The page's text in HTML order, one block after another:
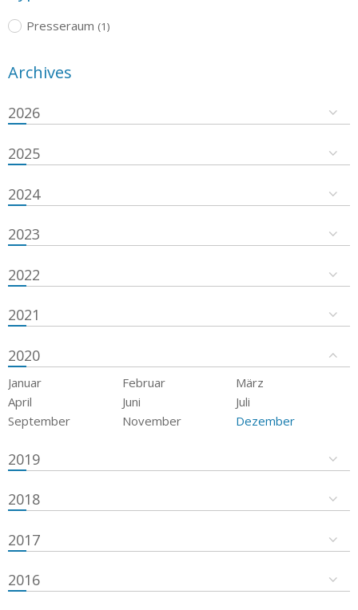
Presseraum (1)
Archives
2026
2025
2024
2023
2022
2021
2020
Januar Februar
März
April
Juni
Juli
September
November Dezember
2019
2018
2017
2016